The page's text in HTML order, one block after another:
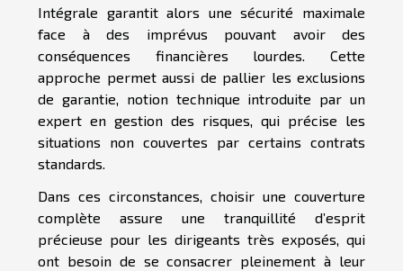
Intégrale garantit alors une sécurité maximale
face à des imprévus pouvant avoir des
conséquences financières lourdes. Cette
approche permet aussi de pallier les exclusions
de garantie, notion technique introduite par un
expert en gestion des risques, qui précise les
situations non couvertes par certains contrats
standards.
Dans ces circonstances, choisir une couverture
complète assure une tranquillité d’esprit
précieuse pour les dirigeants très exposés, qui
ont besoin de se consacrer pleinement à leur